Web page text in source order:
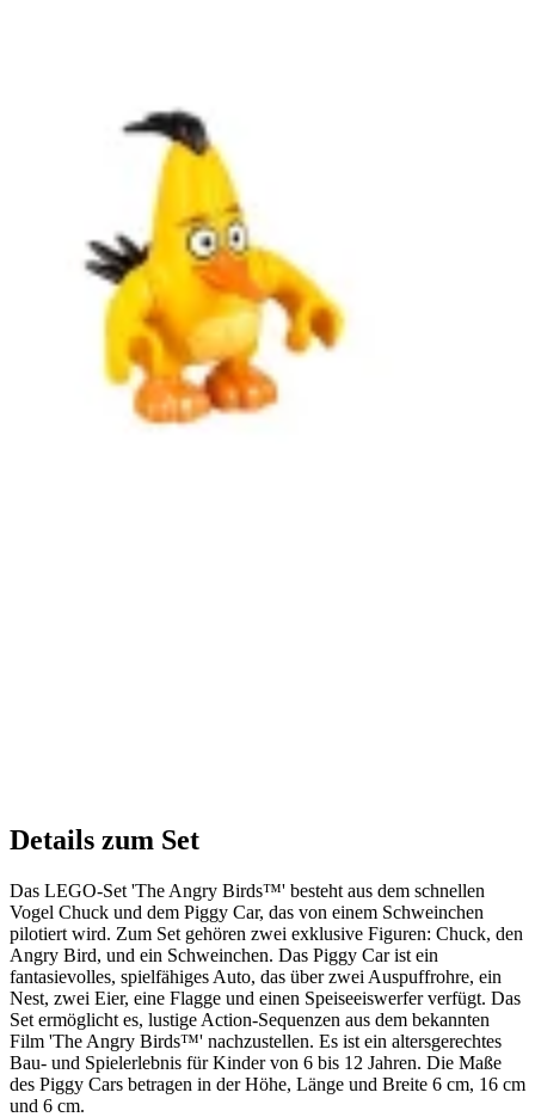
Details zum Set
Das LEGO-Set 'The Angry Birds™' besteht aus dem schnellen
Vogel Chuck und dem Piggy Car, das von einem Schweinchen
pilotiert wird. Zum Set gehören zwei exklusive Figuren: Chuck, den
Angry Bird, und ein Schweinchen. Das Piggy Car ist ein
fantasievolles, spielfähiges Auto, das über zwei Auspuffrohre, ein
Nest, zwei Eier, eine Flagge und einen Speiseeiswerfer verfügt. Das
Set ermöglicht es, lustige Action-Sequenzen aus dem bekannten
Film 'The Angry Birds™' nachzustellen. Es ist ein altersgerechtes
Bau- und Spielerlebnis für Kinder von 6 bis 12 Jahren. Die Maße
des Piggy Cars betragen in der Höhe, Länge und Breite 6 cm, 16 cm
und 6 cm.